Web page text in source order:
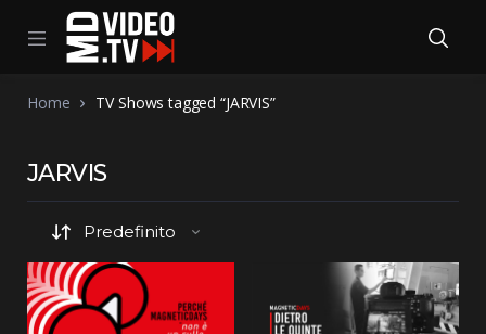
Home TV Shows tagged “JARVIS”
JARVIS